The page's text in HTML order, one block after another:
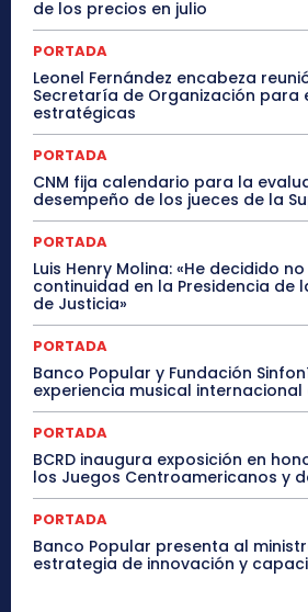
de los precios en julio
PORTADA
Leonel Fernández encabeza
Secretaría de Organización para
estratégicas
PORTADA
CNM fija calendario para la
desempeño de los jueces de la
PORTADA
Luis Henry Molina: «He decidido
continuidad en la Presidencia de
de Justicia»
PORTADA
Banco Popular y Fundación
experiencia musical internacional
PORTADA
BCRD inaugura exposición en
los Juegos Centroamericanos y
PORTADA
Banco Popular presenta al
estrategia de innovación y